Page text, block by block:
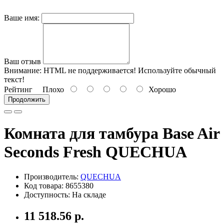
Ваше имя:
Ваш отзыв
Внимание: HTML не поддерживается! Используйте обычный
текст!
Рейтинг Плохо Хорошо
Продолжить
Комната для тамбура Base Air
Seconds Fresh QUECHUA
Производитель: QUECHUA
Код товара: 8655380
Доступность: На складе
11 518.56 р.